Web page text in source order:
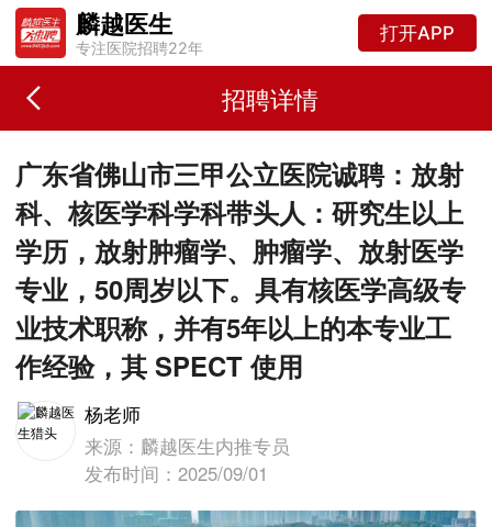
麟越医生
专注医院招聘22年
打开APP
招聘详情
广东省佛山市三甲公立医院诚聘：放射
科、核医学科学科带头人：研究生以上
学历，放射肿瘤学、肿瘤学、放射医学
专业，50周岁以下。具有核医学高级专
业技术职称，并有5年以上的本专业工
作经验，其 SPECT 使用
杨老师
来源：麟越医生内推专员
发布时间：2025/09/01